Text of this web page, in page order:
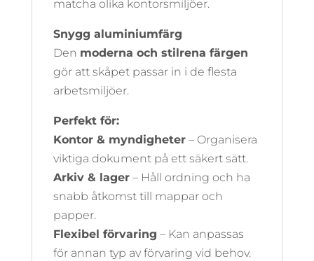
matcha olika kontorsmiljöer.
Snygg aluminiumfärg
Den moderna och stilrena färgen
gör att skåpet passar in i de flesta
arbetsmiljöer.
Perfekt för:
Kontor & myndigheter– Organisera
viktiga dokument på ett säkert sätt.
Arkiv & lager– Håll ordning och ha
snabb åtkomst till mappar och
papper.
Flexibel förvaring – Kan anpassas
för annan typ av förvaring vid behov.